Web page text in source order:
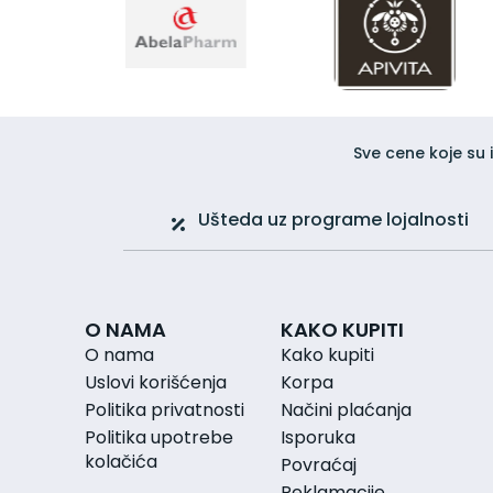
Osetljiva koža glave
Perut
Regenerator za kosu
Čišćenje lica
Dnevna krema za lice
Maska i piling
Micelarna voda
Nega i hidratacija
Nega predela oko očiju
Noćna krema za lice
Preparati sa hijaluronom
Preparati sa ureom za lice
Sve cene koje
Ušteda uz programe lojalnosti
O NAMA
O nama
Uslovi korišćenja
Politika privatnosti
Politika upotrebe
kolačića
KAKO KUPITI
Kako kupiti
Korpa
Načini plaćanja
Isporuka
Povraćaj